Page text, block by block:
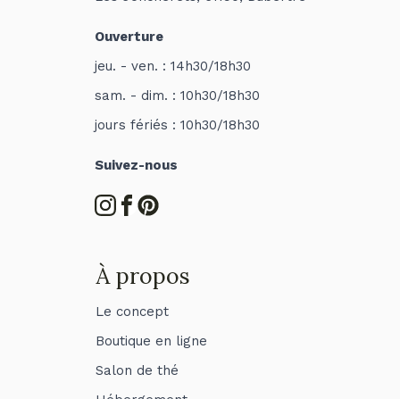
Ouverture
jeu. - ven. : 14h30/18h30
sam. - dim. : 10h30/18h30
jours fériés : 10h30/18h30
Suivez-nous
À propos
Le concept
Boutique en ligne
Salon de thé